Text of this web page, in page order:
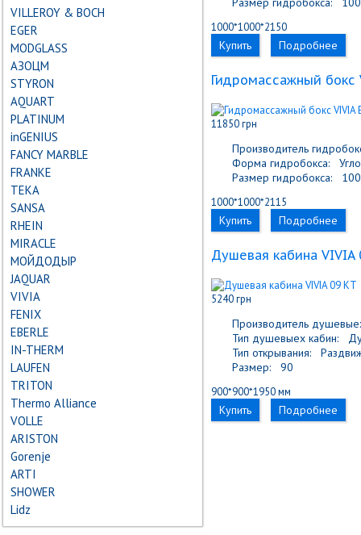
VILLEROY & BOCH
EGER
MODGLASS
АЗОЦМ
STYRON
AQUART
PLATINUM
inGENIUS
FANCY MARBLE
FRANKE
TEKA
SANSA
RHEIN
MIRACLE
МОЙДОДЫР
JAQUAR
VIVIA
FENIX
EBERLE
IN-THERM
LAUFEN
TRITON
Thermo Alliance
VOLLE
ARISTON
Gorenje
ARTI
SHOWER
Lidz
1000*1000*2150
Купить Подробнее
Гидромассажный бокс
11850 грн
Производитель
Форма гидробокса:
Размер гидробокса:
100
1000*1000*2115
Купить Подробнее
Душевая кабина VIVIA
5240 грн
Производитель
Тип душевыех кабин:
Тип открывания:
Размер:
90
900*900*1950 мм
Купить Подробнее